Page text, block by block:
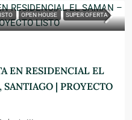
OPEN HOUSE SUPER OFERTA
EN RESIDENCIAL EL
| PROYECTO